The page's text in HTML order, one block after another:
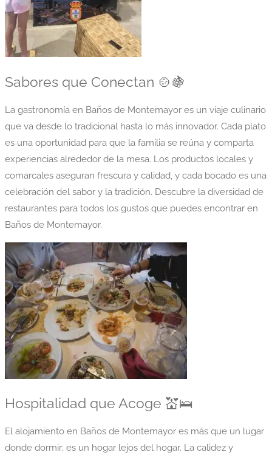
Sabores que Conectan 🍲🍇
La gastronomía en Baños de Montemayor es un viaje culinario
que va desde lo tradicional hasta lo más innovador. Cada plato
es una oportunidad para que la familia se reúna y comparta
experiencias alrededor de la mesa. Los productos locales y
comarcales aseguran frescura y calidad, y cada bocado es una
celebración del sabor y la tradición. Descubre la diversidad de
restaurantes para todos los gustos que puedes encontrar en
Baños de Montemayor.
Hospitalidad que Acoge 💒🛌
El alojamiento en Baños de Montemayor es más que un lugar
donde dormir; es un hogar lejos del hogar. La calidez y